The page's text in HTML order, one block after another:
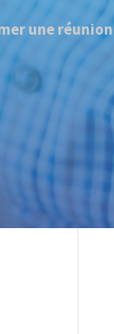
une réunion